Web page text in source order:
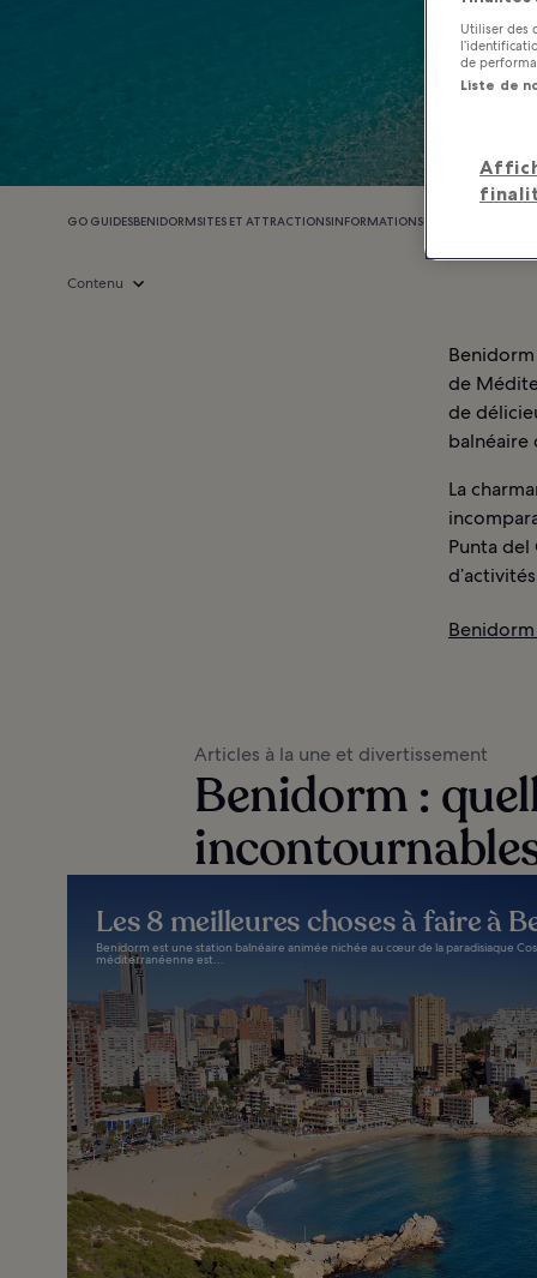
GO GUIDESBENIDORMSITES ET ATTRACTIONSINFORMATIONS
Contenu
de
de
balnéaire
La
Punta del
Articles à la une et divertissement
Benidorm :
Les 8 meilleures choses à faire à
Benidorm est une station balnéaire animée nichée au cœur de la paradisiaque
méditerranéenne est...
Utiliser des
de
Liste de